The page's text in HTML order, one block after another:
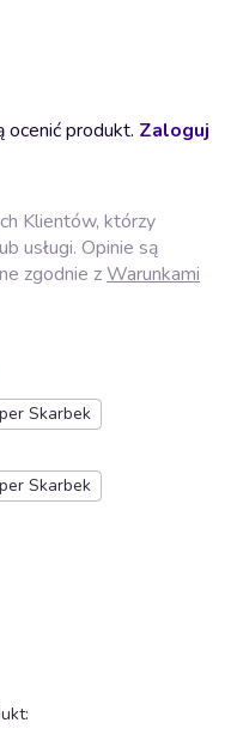
ocenić produkt. Zaloguj
Klientów, którzy
usługi. Opinie są
zgodnie zWarunkami
Skarbek
Skarbek
: